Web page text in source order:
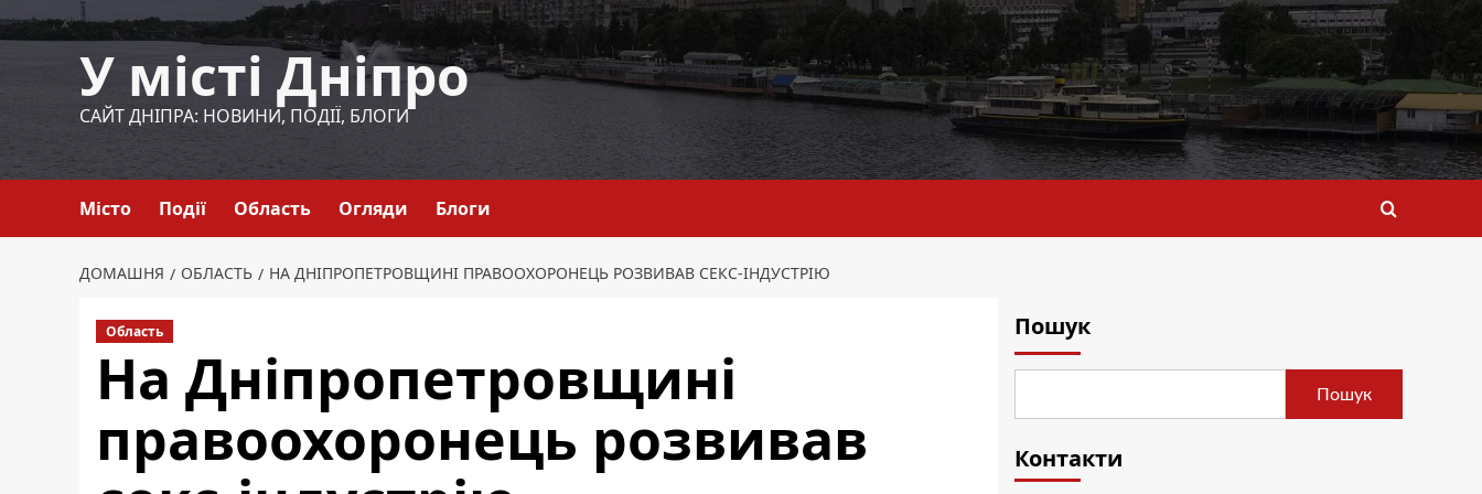
до
У місті Дніпро
САЙТ ДНІПРА: НОВИНИ, ПОДІЇ, БЛОГИ
Місто Події Область Огляди Блоги
ДОМАШНЯ ОБЛАСТЬ НА ДНІПРОПЕТРОВЩИНІ ПРАВООХОРОНЕЦЬ РОЗВИВАВ СЕКС-ІНДУСТРІЮ
Область
На Дніпропетровщині
правоохоронець розвивав
Пошук
Пошук
Контакти